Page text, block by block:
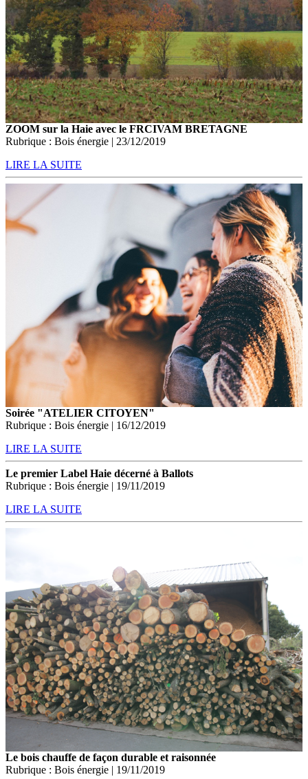
ZOOM sur la Haie avec le FRCIVAM BRETAGNE
Rubrique : Bois énergie | 23/12/2019
LIRE LA SUITE
Soirée "ATELIER CITOYEN"
Rubrique : Bois énergie | 16/12/2019
LIRE LA SUITE
Le premier Label Haie décerné à Ballots
Rubrique : Bois énergie | 19/11/2019
LIRE LA SUITE
Le bois chauffe de façon durable et raisonnée
Rubrique : Bois énergie | 19/11/2019